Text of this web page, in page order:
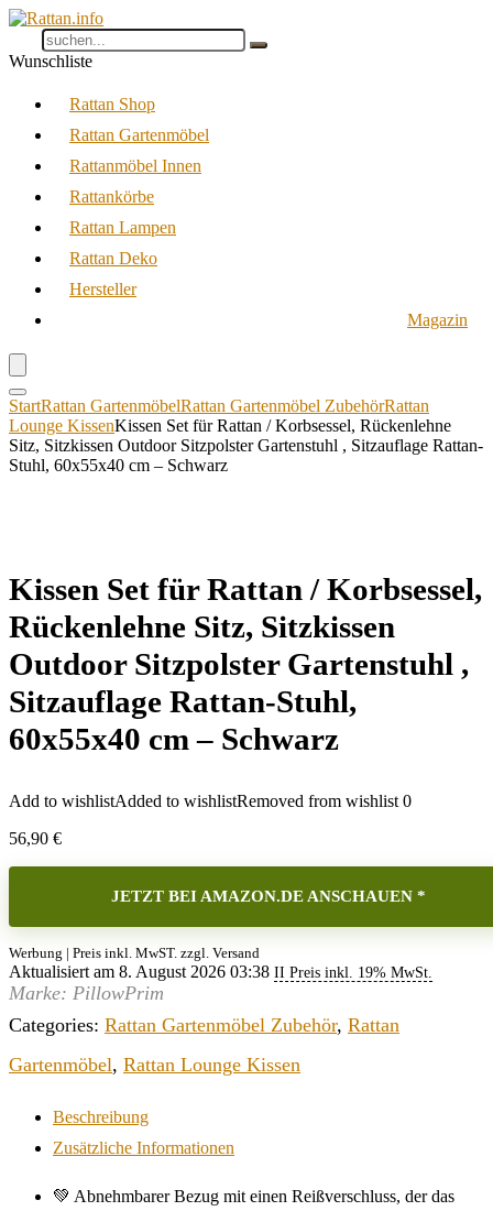
Wunschliste
Rattan Shop
Rattan Gartenmöbel
Rattanmöbel Innen
Rattankörbe
Rattan Lampen
Rattan Deko
Hersteller
Magazin
StartRattan GartenmöbelRattan Gartenmöbel ZubehörRattan
Lounge KissenKissen Set für Rattan / Korbsessel, Rückenlehne
Sitz, Sitzkissen Outdoor Sitzpolster Gartenstuhl , Sitzauflage Rattan-
Stuhl, 60x55x40 cm – Schwarz
Kissen Set für Rattan / Korbsessel,
Rückenlehne Sitz, Sitzkissen
Outdoor Sitzpolster Gartenstuhl ,
Sitzauflage Rattan-Stuhl,
60x55x40 cm – Schwarz
Add to wishlistAdded to wishlistRemoved from wishlist 0
56,90 €
JETZT BEI AMAZON.DE ANSCHAUEN *
Werbung | Preis inkl. MwST. zzgl. Versand
Aktualisiert am 8. August 2026 03:38 II Preis inkl. 19% MwSt.
Marke: PillowPrim
Categories: Rattan Gartenmöbel Zubehör, Rattan
Gartenmöbel, Rattan Lounge Kissen
Beschreibung
Zusätzliche Informationen
💚 Abnehmbarer Bezug mit einen Reißverschluss, der das